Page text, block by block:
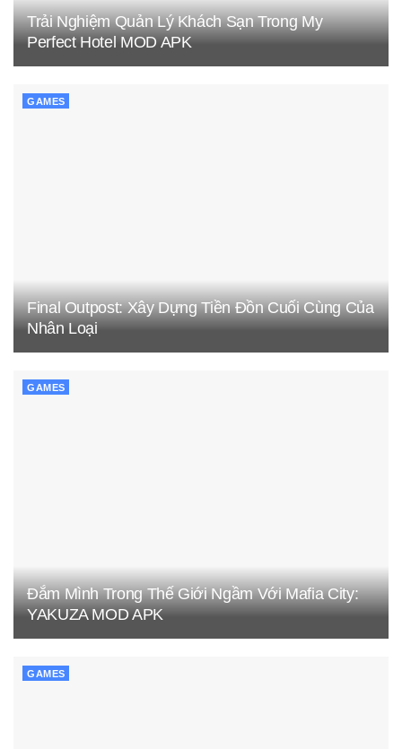
Trải Nghiệm Quản Lý Khách Sạn Trong My
Perfect Hotel MOD APK
GAMES
Final Outpost: Xây Dựng Tiền Đồn Cuối Cùng Của
Nhân Loại
GAMES
Đắm Mình Trong Thế Giới Ngầm Với Mafia City:
YAKUZA MOD APK
GAMES